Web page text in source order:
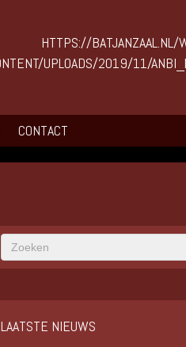
CONTACT
LAATSTE NIEUWS